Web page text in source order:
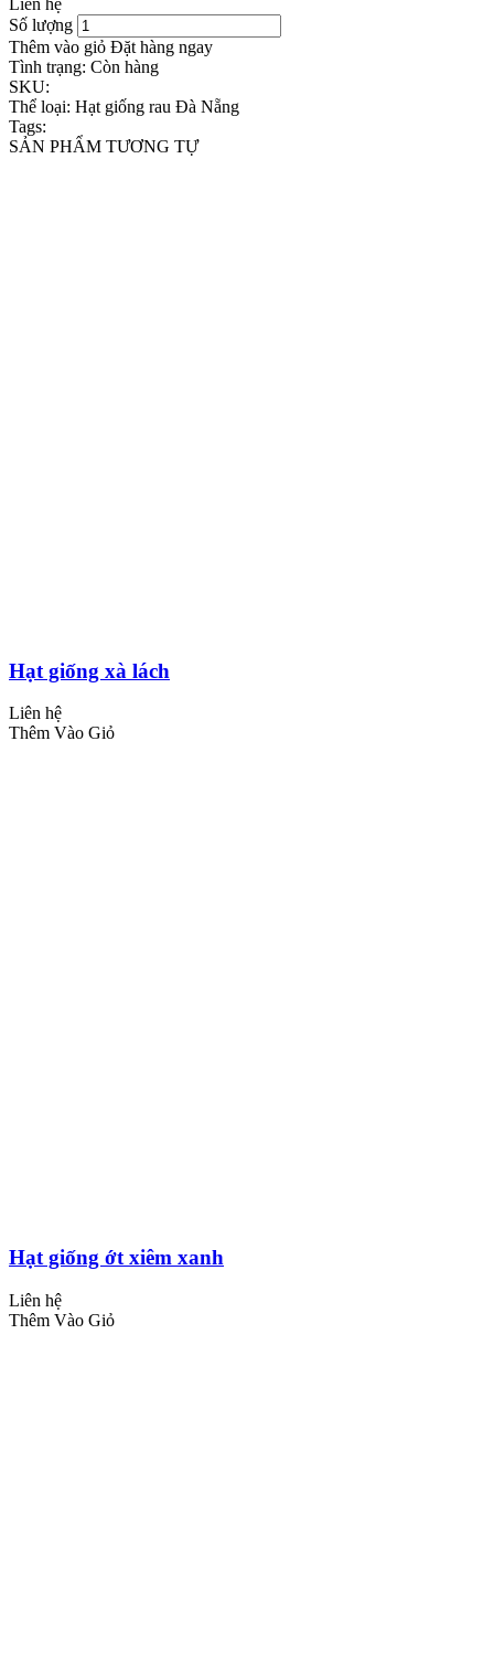
Số lượng
Thêm vào giỏ Đặt hàng ngay
Tình trạng: Còn hàng
SKU:
Thể loại: Hạt giống rau Đà Nẵng
Tags:
SẢN PHẨM TƯƠNG TỰ
Hạt giống xà lách
Liên hệ
Thêm Vào Giỏ
Hạt giống ớt xiêm xanh
Liên hệ
Thêm Vào Giỏ